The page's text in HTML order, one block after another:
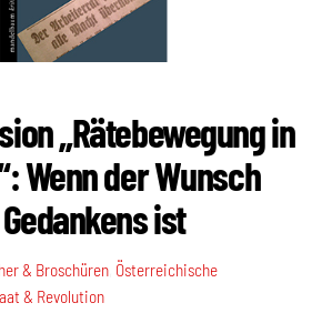
„Rätebewegung in
Wenn der Wunsch
ist
& Broschüren Österreichische
& Revolution